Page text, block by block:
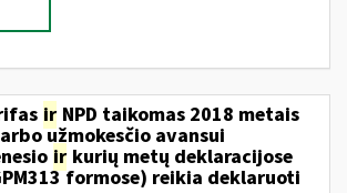
ir NPD taikomas 2018 metais
užmokesčio avansui
ir kurių metų deklaracijose
formose) reikia deklaruoti